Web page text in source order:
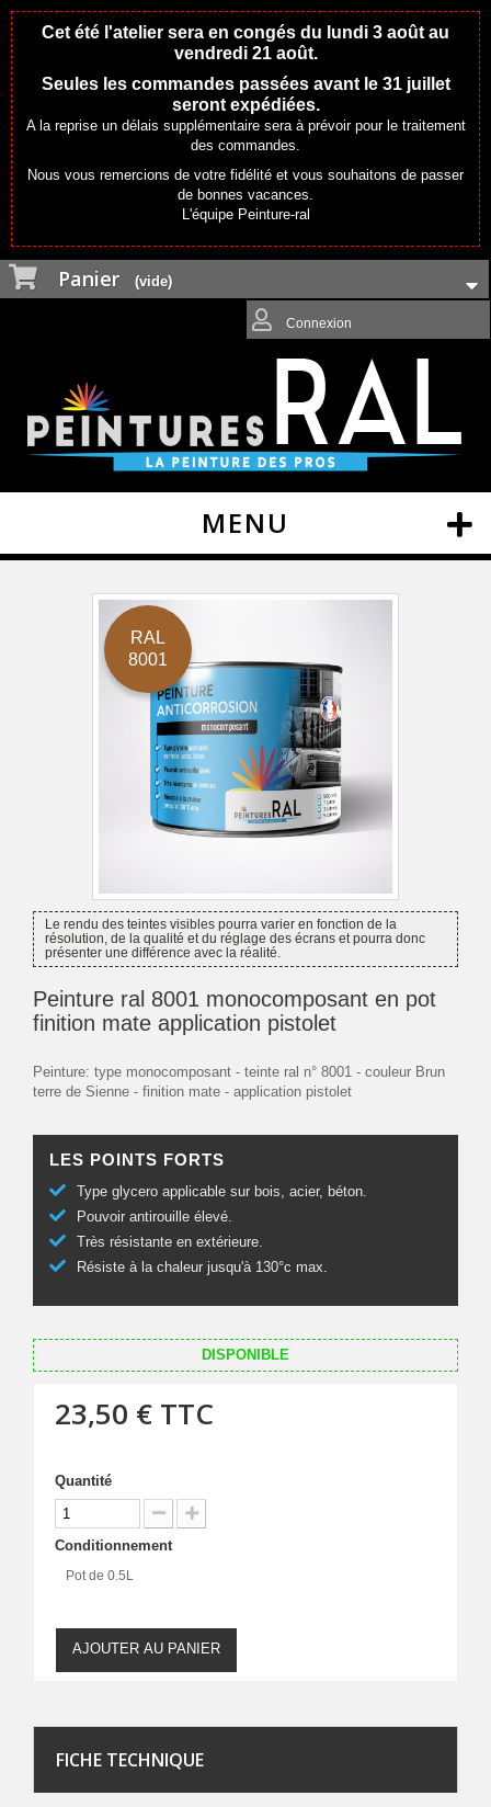
Cet été l'atelier sera en congés du lundi 3 août au
vendredi 21 août.
Seules les commandes passées avant le 31 juillet
seront expédiées.
A la reprise un délais supplémentaire sera à prévoir pour le traitement
des commandes.
Nous vous remercions de votre fidélité et vous souhaitons de passer
de bonnes vacances.
L'équipe Peinture-ral
Panier (vide)
Connexion
MENU
RAL
8001
Le rendu des teintes visibles pourra varier en fonction de la
résolution, de la qualité et du réglage des écrans et pourra donc
présenter une différence avec la réalité.
Peinture ral 8001 monocomposant en pot
finition mate application pistolet
Peinture: type monocomposant - teinte ral n° 8001 - couleur Brun
terre de Sienne - finition mate - application pistolet
LES POINTS FORTS
Type glycero applicable sur bois, acier, béton.
Pouvoir antirouille élevé.
Très résistante en extérieure.
Résiste à la chaleur jusqu'à 130°c max.
DISPONIBLE
23,50 € TTC
Quantité
Conditionnement
Pot de 0.5L
AJOUTER AU PANIER
FICHE TECHNIQUE